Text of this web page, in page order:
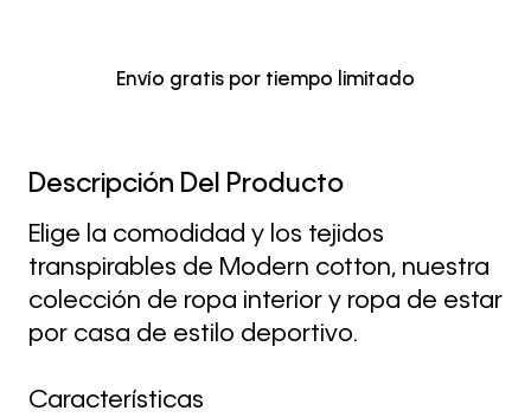
Envío gratis por tiempo limitado
Descripción Del Producto
Elige la comodidad y los tejidos
transpirables de Modern cotton, nuestra
colección de ropa interior y ropa de estar
por casa de estilo deportivo.
Características